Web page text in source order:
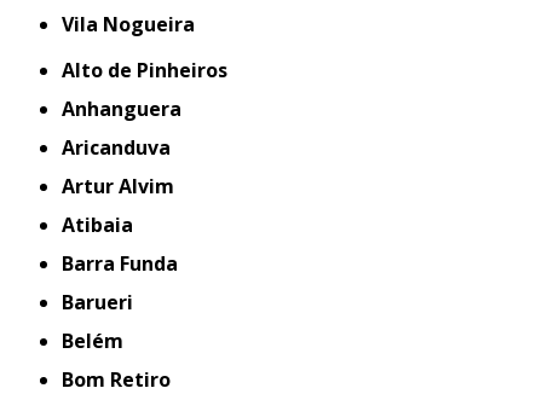
Vila Nogueira
Alto de Pinheiros
Anhanguera
Aricanduva
Artur Alvim
Atibaia
Barra Funda
Barueri
Belém
Bom Retiro